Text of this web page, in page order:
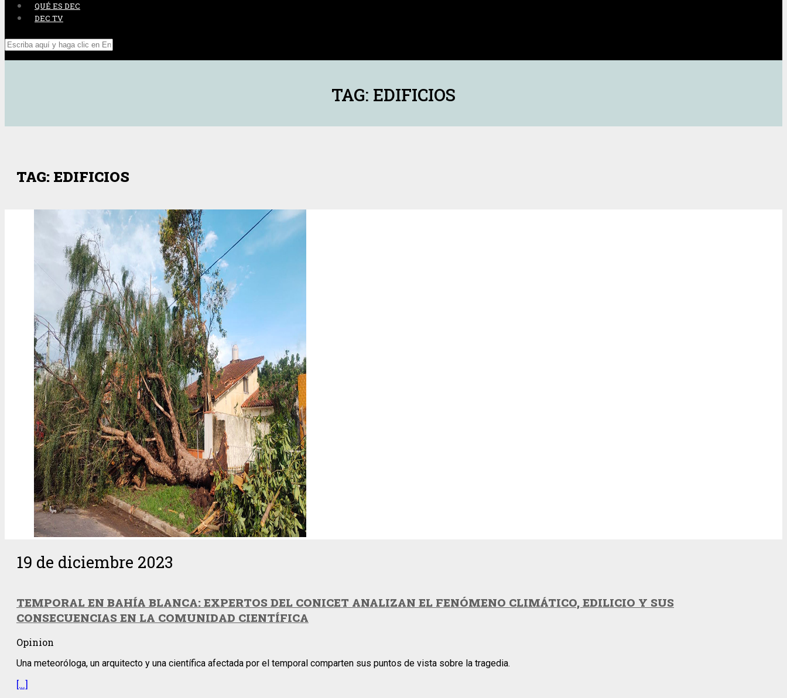
QUÉ ES DEC
DEC TV
TAG: EDIFICIOS
TAG: EDIFICIOS
19 de diciembre 2023
TEMPORAL EN BAHÍA BLANCA: EXPERTOS DEL CONICET ANALIZAN EL FENÓMENO CLIMÁTICO, EDILICIO Y SUS
CONSECUENCIAS EN LA COMUNIDAD CIENTÍFICA
Opinion
Una meteoróloga, un arquitecto y una científica afectada por el temporal comparten sus puntos de vista sobre la tragedia.
[…]